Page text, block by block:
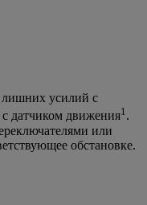
лишних усилий с
датчиком движения1.
или
обстановке.